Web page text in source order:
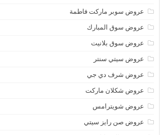
عروض سوبر ماركت فاطمة
عروض سوق المبارك
عروض سوق بلانيت
عروض سيتي سنتر
عروض شرف دي جي
عروض شكلان ماركت
عروض شويترامس
عروض صن رايز سيتي